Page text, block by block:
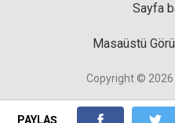
PAYLAŞ
Sayfa
Masaüstü
Copyright ©